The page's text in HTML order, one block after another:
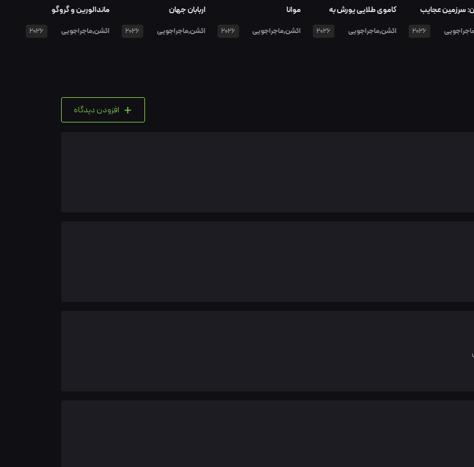
سرزمین عجایب
2026
کاموی طلایی یورش به
زندان آباشیری
اکشن,ماجراجویی 2026
موانا
اکشن,ماجراجویی 2026
اربابان جهان
اکشن,ماجراجویی 2026
ماندالورین و گروگو
اکشن,ماجراجویی 2026
+ افزودن دیدگاه